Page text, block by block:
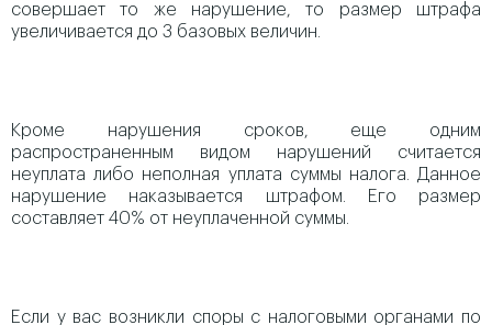
совершает то же нарушение, то размер штрафа
увеличивается до 3 базовых величин.
Кроме нарушения сроков, еще одним
распространенным видом нарушений считается
неуплата либо неполная уплата суммы налога. Данное
нарушение наказывается штрафом. Его размер
составляет 40% от неуплаченной суммы.
Если у вас возникли споры с налоговыми органами по